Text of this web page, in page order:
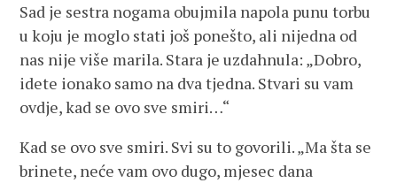
Sad je sestra nogama obujmila napola punu torbu
u koju je moglo stati još ponešto, ali nijedna od
nas nije više marila. Stara je uzdahnula: „Dobro,
idete ionako samo na dva tjedna. Stvari su vam
ovdje, kad se ovo sve smiri…“
Kad se ovo sve smiri. Svi su to govorili. „Ma šta se
brinete, neće vam ovo dugo, mjesec dana